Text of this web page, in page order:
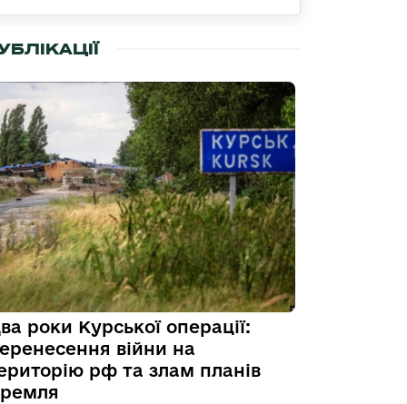
роки Курської операції:
війни на
рф та злам планів